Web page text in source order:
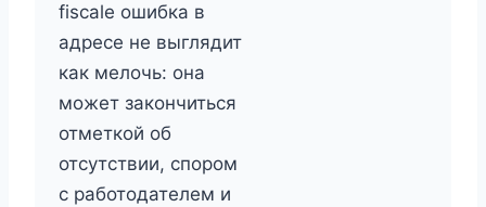
fiscale ошибка в
адресе не выглядит
как мелочь: она
может закончиться
отметкой об
отсутствии, спором
с работодателем и